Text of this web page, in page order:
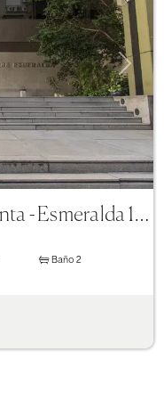
Next
Oficina corporativa en venta - Esmeralda 130 Piso 15
Baño 2